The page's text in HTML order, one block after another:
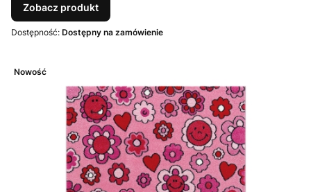
Zobacz produkt
Dostępność: Dostępny na zamówienie
Nowość